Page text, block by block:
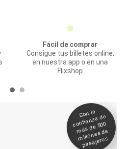
Fácil de comprar
Consigue tus billetes online,
en nuestra app o en una
Flixshop
Con la
confianza de
más de 500
millones de
pasajeros